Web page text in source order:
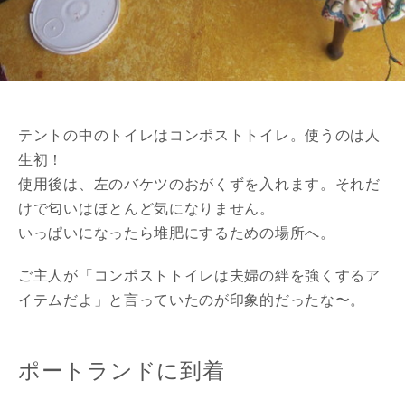
テントの中のトイレはコンポストトイレ。使うのは人
生初！
使用後は、左のバケツのおがくずを入れます。それだ
けで匂いはほとんど気になりません。
いっぱいになったら堆肥にするための場所へ。
ご主人が「コンポストトイレは夫婦の絆を強くするア
イテムだよ」と言っていたのが印象的だったな〜。
ポートランドに到着